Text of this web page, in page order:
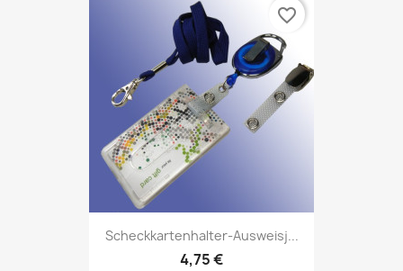
Scheckkartenhalter-Ausweisj...
4,75 €
favorite_border